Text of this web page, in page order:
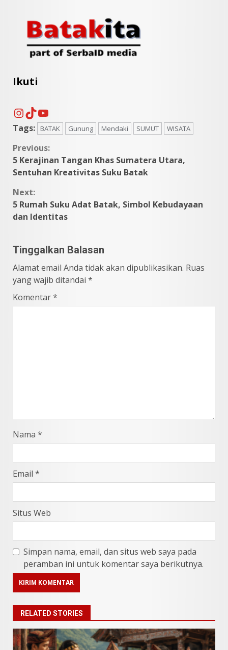
Ikuti
Instagram
TikTok
YouTube
Tags: BATAK Gunung Mendaki SUMUT WISATA
Continue
Reading
Previous:
5 Kerajinan Tangan Khas Sumatera Utara,
Sentuhan Kreativitas Suku Batak
Next:
5 Rumah Suku Adat Batak, Simbol Kebudayaan
dan Identitas
Tinggalkan Balasan
Alamat email Anda tidak akan dipublikasikan. Ruas
yang wajib ditandai *
Komentar*
Nama *
Email *
Situs Web
Simpan nama, email, dan situs web saya pada
peramban ini untuk komentar saya berikutnya.
RELATED STORIES